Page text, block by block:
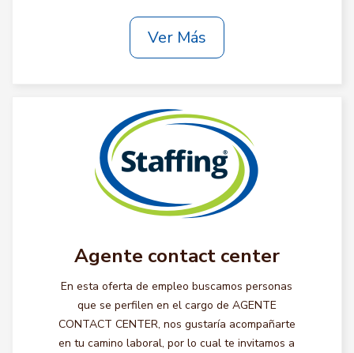
Ver Más
Agente contact center
En esta oferta de empleo buscamos personas
que se perfilen en el cargo de AGENTE
CONTACT CENTER, nos gustaría acompañarte
en tu camino laboral, por lo cual te invitamos a